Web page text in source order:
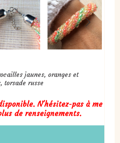
jaunes, oranges et
torsade russe
N'hésitez-pas à me
de renseignements.